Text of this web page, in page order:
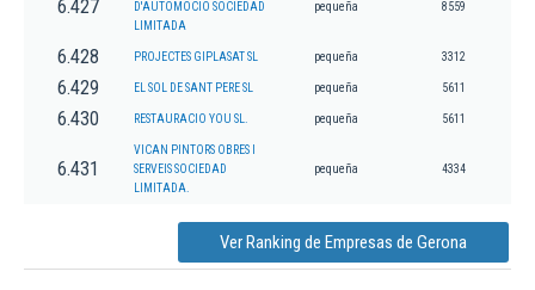
6.427
D'AUTOMOCIO SOCIEDAD
LIMITADA
pequeña 8559
6.428 PROJECTES GIPLASAT SL pequeña 3312
6.429 EL SOL DE SANT PERE SL pequeña 5611
6.430 RESTAURACIO YOU SL. pequeña 5611
6.431
VICAN PINTORS OBRES I
SERVEIS SOCIEDAD
LIMITADA.
pequeña 4334
Ver Ranking de Empresas de Gerona